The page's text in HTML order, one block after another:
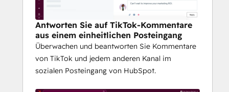
Antworten Sie auf TikTok-Kommentare
aus einem einheitlichen Posteingang
Überwachen und beantworten Sie Kommentare
von TikTok und jedem anderen Kanal im
sozialen Posteingang von HubSpot.